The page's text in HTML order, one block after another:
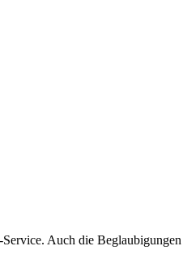
Auch die